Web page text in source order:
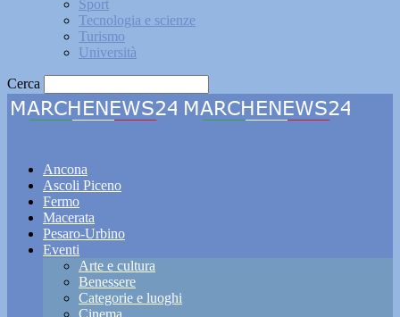
Sport
Tecnologia e scienze
Turismo
Università
Cerca
Ancona
Ascoli Piceno
Fermo
Macerata
Pesaro-Urbino
Eventi
Arte e cultura
Benessere
Categorie e luoghi
Cinema